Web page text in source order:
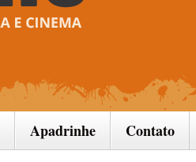
Apadrinhe Contato